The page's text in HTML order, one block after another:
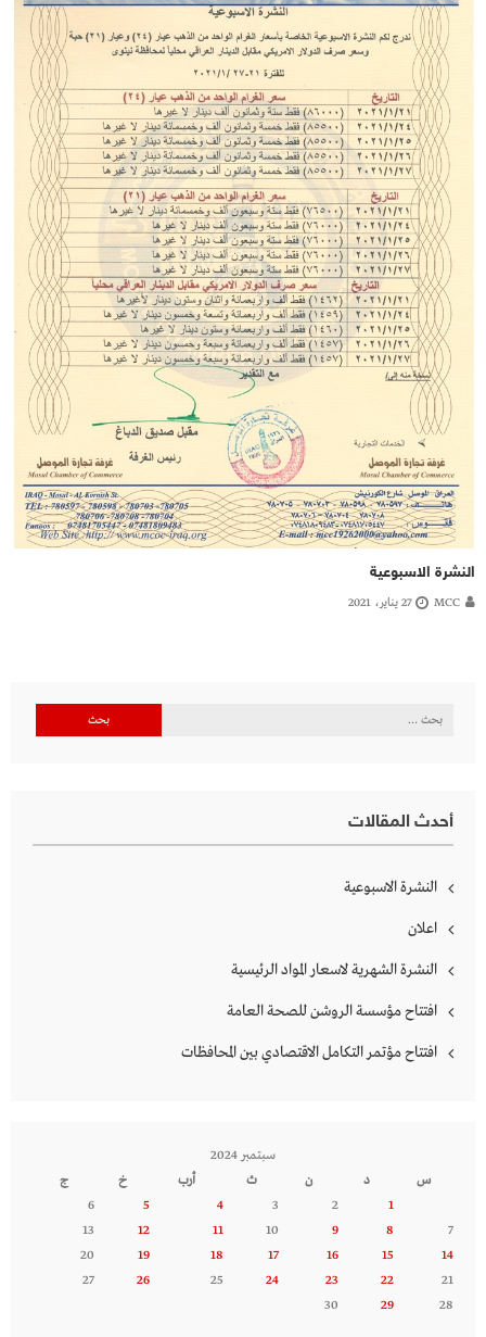
النشرة الاسبوعية
MCC 27 يناير، 2021
البحث
أحدث المقالات
النشرة الاسبوعية
اعلان
النشرة الشهرية لاسعار المواد الرئيسية
افتتاح مؤسسة الروشن للصحة العامة
افتتاح مؤتمر التكامل الاقتصادي بين المحافظات
سبتمبر 2024
س
د ن ث أرب خ
ج
1
2
3
4
5
6
7
8
9
10
11
12
13
14
15
16
17
18
19
20
21
22
23
24
25
26
27
28
29
30